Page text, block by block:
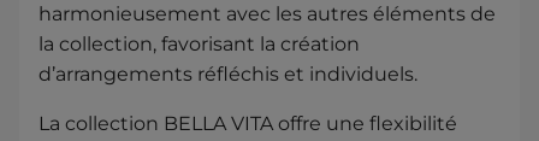
harmonieusement avec les autres éléments de
la collection, favorisant la création
d’arrangements réfléchis et individuels.
La collection BELLA VITA offre une flexibilité